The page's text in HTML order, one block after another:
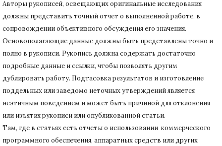
Авторы рукописей, освещающих оригинальные исследования
должны представить точный отчет о выполненной работе, в
сопровождении объективного обсуждения его значения.
Основополагающие данные должны быть представлены точно и
полно в рукописи. Рукопись должна содержать достаточно
подробные данные и ссылки, чтобы позволять другим
дублировать работу. Подтасовка результатов и изготовление
поддельных или заведомо неточных утверждений является
неэтичным поведением и может быть причиной для отклонения
или изъятия рукописи или опубликованной статьи.
Там, где в статьях есть отчеты о использовании коммерческого
программного обеспечения, аппаратных средств или других